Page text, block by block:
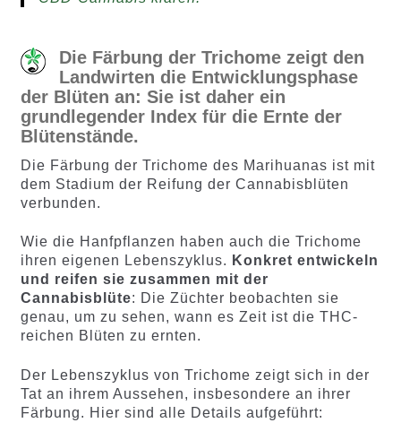
Die Färbung der Trichome zeigt den
Landwirten die Entwicklungsphase
der Blüten an: Sie ist daher ein
grundlegender Index für die Ernte der
Blütenstände.
Die Färbung der Trichome des Marihuanas ist mit
dem Stadium der Reifung der Cannabisblüten
verbunden.
Wie die Hanfpflanzen haben auch die Trichome
ihren eigenen Lebenszyklus. Konkret entwickeln
und reifen sie zusammen mit der
Cannabisblüte: Die Züchter beobachten sie
genau, um zu sehen, wann es Zeit ist die THC-
reichen Blüten zu ernten.
Der Lebenszyklus von Trichome zeigt sich in der
Tat an ihrem Aussehen, insbesondere an ihrer
Färbung. Hier sind alle Details aufgeführt: